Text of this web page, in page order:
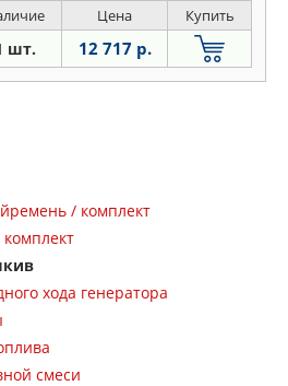
Цена Купить
шт. 12 717 р.
/ комплект
хода генератора
смеси